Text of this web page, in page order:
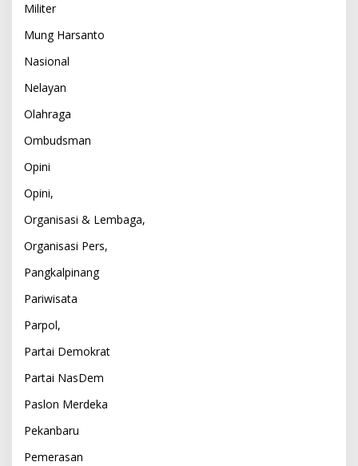
Militer
Mung Harsanto
Nasional
Nelayan
Olahraga
Ombudsman
Opini
Opini,
Organisasi & Lembaga,
Organisasi Pers,
Pangkalpinang
Pariwisata
Parpol,
Partai Demokrat
Partai NasDem
Paslon Merdeka
Pekanbaru
Pemerasan